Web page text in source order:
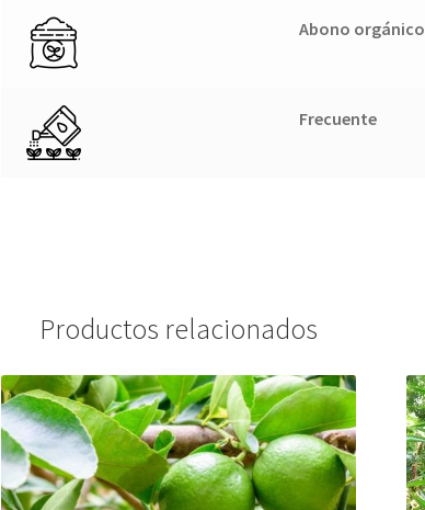
Abono orgánico
Frecuente
Productos relacionados